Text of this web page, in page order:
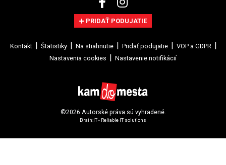
PRIDAŤ PODUJATIE
Kontakt Štatistiky Na stiahnutie Pridať podujatie
VOP a GDPR
Nastavenia cookies
Nastavenie notifikácií
©2026 Autorské práva sú vyhradené.
Brain:IT - Reliable IT solutions